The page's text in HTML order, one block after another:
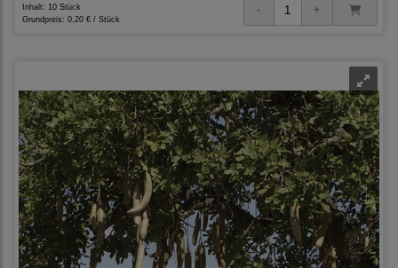
Inhalt: 10 Stück
Grundpreis: 0,20 € / Stück